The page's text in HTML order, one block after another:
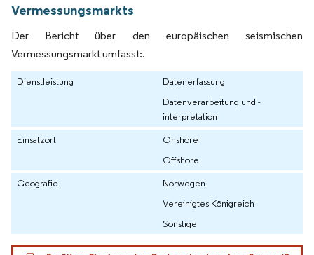
Vermessungsmarkts
Der Bericht über den europäischen seismischen
Vermessungsmarkt umfasst:.
Dienstleistung
Datenerfassung
Datenverarbeitung und -
interpretation
Einsatzort
Onshore
Offshore
Geografie
Norwegen
Vereinigtes Königreich
Sonstige